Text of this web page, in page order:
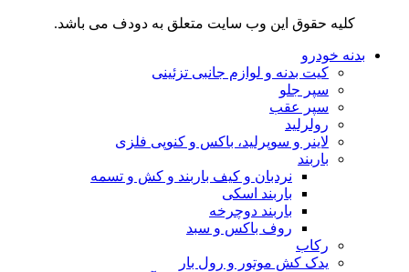
کلیه حقوق این وب سایت متعلق به دودف می باشد.
بدنه خودرو
کیت بدنه و لوازم جانبی تزئینی
سپر جلو
سپر عقب
رولرلید
لاینر و سوپرلید، باکس و کنوپی فلزی
باربند
نردبان و کیف باربند و کش و تسمه
باربند اسکی
باربند دوچرخه
روف باکس و سبد
رکاب
یدک کش موتور و رول بار